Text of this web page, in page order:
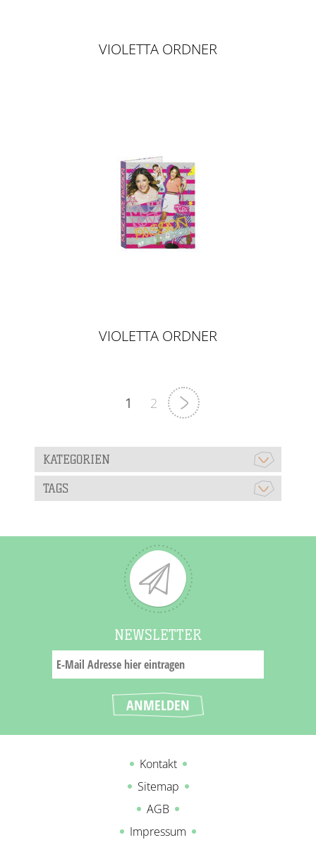
VIOLETTA ORDNER
VIOLETTA ORDNER
1 2
KATEGORIEN
TAGS
NEWSLETTER
Kontakt
Sitemap
AGB
Impressum